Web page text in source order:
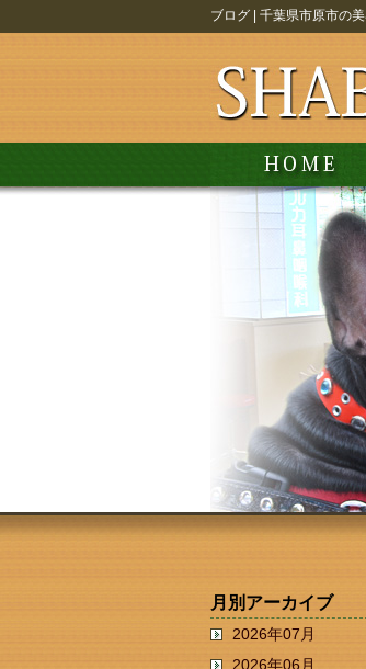
ブログ | 千葉県市原市の
月別アーカイブ
2026年07月
2026年06月